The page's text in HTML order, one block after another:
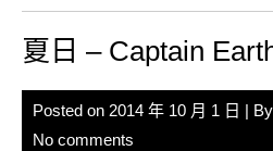
夏日 – Captain
Posted on 2014 年 10 月 1 日 | By
No comments